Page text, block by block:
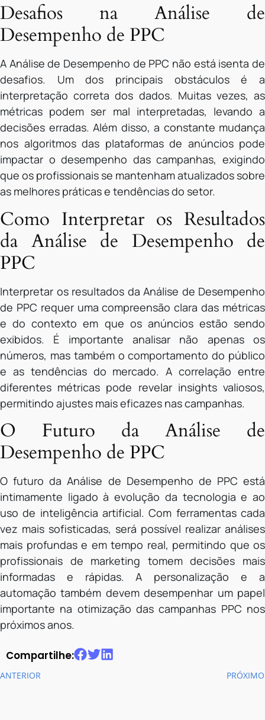
Desafios na Análise de
Desempenho de PPC
A Análise de Desempenho de PPC não está isenta de
desafios. Um dos principais obstáculos é a
interpretação correta dos dados. Muitas vezes, as
métricas podem ser mal interpretadas, levando a
decisões erradas. Além disso, a constante mudança
nos algoritmos das plataformas de anúncios pode
impactar o desempenho das campanhas, exigindo
que os profissionais se mantenham atualizados sobre
as melhores práticas e tendências do setor.
Como Interpretar os Resultados
da Análise de Desempenho de
PPC
Interpretar os resultados da Análise de Desempenho
de PPC requer uma compreensão clara das métricas
e do contexto em que os anúncios estão sendo
exibidos. É importante analisar não apenas os
números, mas também o comportamento do público
e as tendências do mercado. A correlação entre
diferentes métricas pode revelar insights valiosos,
permitindo ajustes mais eficazes nas campanhas.
O Futuro da Análise de
Desempenho de PPC
O futuro da Análise de Desempenho de PPC está
intimamente ligado à evolução da tecnologia e ao
uso de inteligência artificial. Com ferramentas cada
vez mais sofisticadas, será possível realizar análises
mais profundas e em tempo real, permitindo que os
profissionais de marketing tomem decisões mais
informadas e rápidas. A personalização e a
automação também devem desempenhar um papel
importante na otimização das campanhas PPC nos
próximos anos.
Compartilhe:
ANTERIOR PRÓXIMO